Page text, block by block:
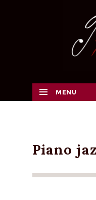
MENU
Piano